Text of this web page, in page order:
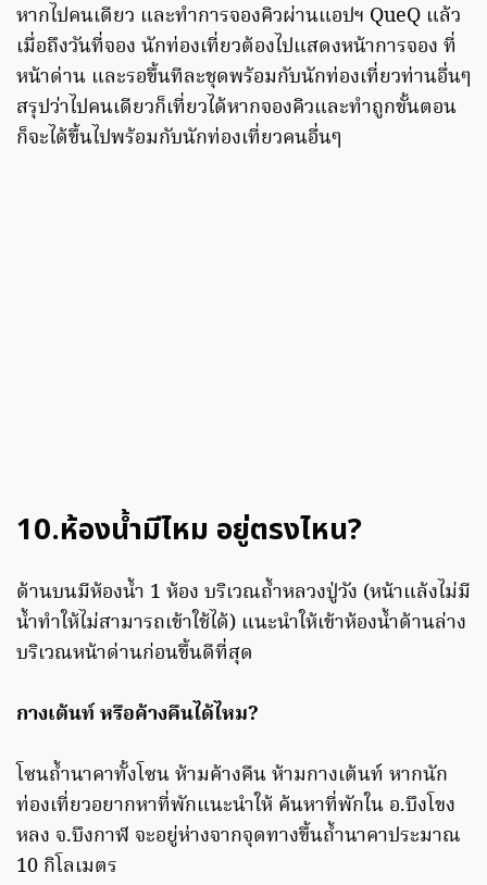
หากไปคนเดียว และทำการจองคิวผ่านแอปฯ QueQ แล้ว
เมื่อถึงวันที่จอง นักท่องเที่ยวต้องไปแสดงหน้าการจอง ที่
หน้าด่าน และรอขึ้นทีละชุดพร้อมกับนักท่องเที่ยวท่านอื่นๆ
สรุปว่าไปคนเดียวก็เที่ยวได้หากจองคิวและทำถูกขั้นตอน
ก็จะได้ขึ้นไปพร้อมกับนักท่องเที่ยวคนอื่นๆ
10.ห้องน้ำมีไหม อยู่ตรงไหน?
ด้านบนมีห้องน้ำ 1 ห้อง บริเวณถ้ำหลวงปู่วัง (หน้าแล้งไม่มี
น้ำทำให้ไม่สามารถเข้าใช้ได้) แนะนำให้เข้าห้องน้ำด้านล่าง
บริเวณหน้าด่านก่อนขึ้นดีที่สุด
กางเต้นท์ หรือค้างคืนได้ไหม?
โซนถ้ำนาคาทั้งโซน ห้ามค้างคืน ห้ามกางเต้นท์ หากนัก
ท่องเที่ยวอยากหาที่พักแนะนำให้ ค้นหาที่พักใน อ.บึงโขง
หลง จ.บึงกาฬ จะอยู่ห่างจากจุดทางขึ้นถ้ำนาคาประมาณ
10 กิโลเมตร